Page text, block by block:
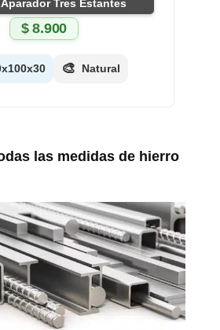
Aparador Tres Estantes
$8.900
🎨 Natural
las medidas de hierro